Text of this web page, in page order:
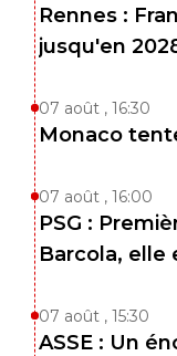
Rennes :
jusqu'en
07 août , 16:30
Monaco
07 août , 16:00
PSG :
Barcola, elle
07 août , 15:30
ASSE : Un